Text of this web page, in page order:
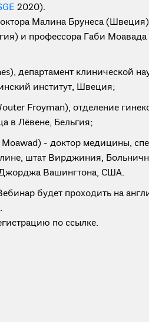
2020).
Малина Брунеса
и профессора Габи
департамент клинической
институт, Швеция;
Froyman), отделение
в Лёвене, Бельгия;
- доктор медицины,
штат Вирджиния,
Джорджа Вашингтона, США.
будет проходить на
по ссылке.